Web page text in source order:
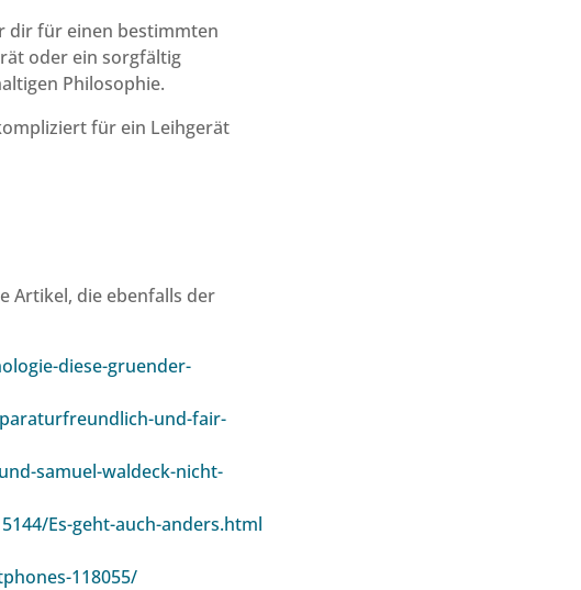
dir für einen bestimmten
oder ein sorgfältig
Philosophie.
für ein Leihgerät
Artikel, die ebenfalls der
diese-gruender-
und-fair-
samuel-waldeck-nicht-
Es-geht-auch-anders.html
118055/